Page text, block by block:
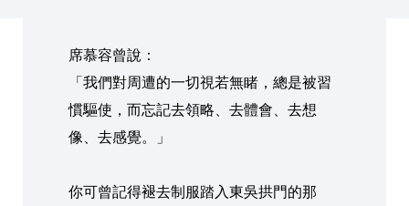
席慕容曾說：
「我們對周遭的一切視若無睹，總是被習
慣驅使，而忘記去領略、去體會、去想
像、去感覺。」
你可曾記得褪去制服踏入東吳拱門的那